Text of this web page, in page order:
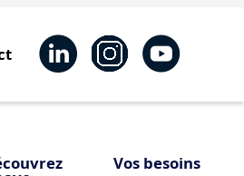
Vos besoins